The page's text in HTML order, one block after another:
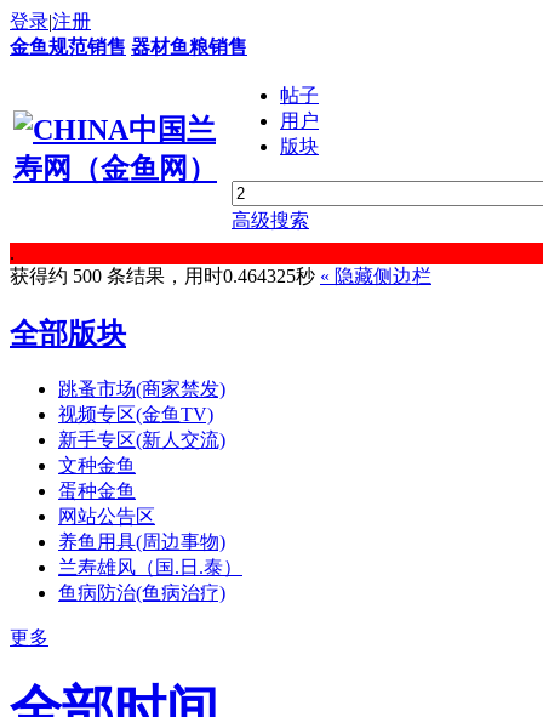
登录|注册
金鱼规范销售 器材鱼粮销售
帖子
用户
版块
高级搜索
.
获得约 500 条结果，用时0.464325秒 « 隐藏侧边栏
全部版块
跳蚤市场(商家禁发)
视频专区(金鱼TV)
新手专区(新人交流)
文种金鱼
蛋种金鱼
网站公告区
养鱼用具(周边事物)
兰寿雄风（国.日.泰）
鱼病防治(鱼病治疗)
更多